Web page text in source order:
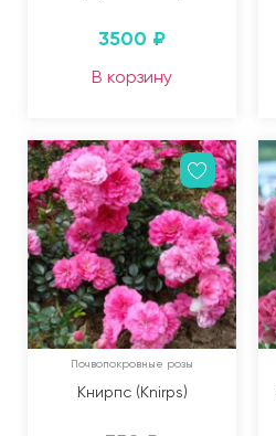
3500 ₽
В корзину
Почвопокровные розы
Книрпс (Knirps)